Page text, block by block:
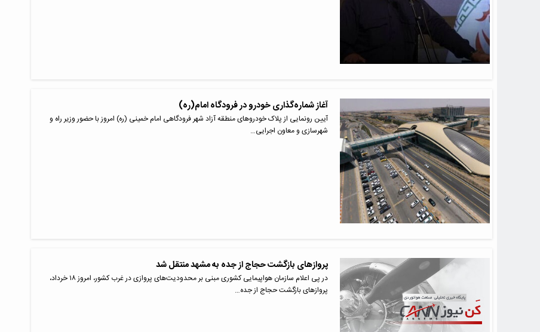
آغاز شماره‌گذاری خودرو در فرودگاه امام(ره)
آیین رونمایی از پلاک خودروهای منطقه آزاد شهر فرودگاهی امام خمینی (ره) امروز با حضور وزیر راه و
شهرسازی و معاون اجرایی…
پروازهای بازگشت حجاج از جده به مشهد منتقل شد
در پی اعلام سازمان هواپیمایی کشوری مبنی بر محدودیت‌های پروازی در غرب کشور، امروز ۱۸ خرداد،
پروازهای بازگشت حجاج از جده…